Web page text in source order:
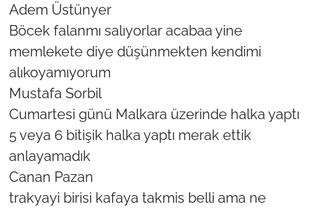
Adem Üstünyer
Böcek falanmı salıyorlar acabaa yine
memlekete diye düşünmekten kendimi
alıkoyamıyorum
Mustafa Sorbil
Cumartesi günü Malkara üzerinde halka yaptı
5 veya 6 bitişik halka yaptı merak ettik
anlayamadık
Canan Pazan
trakyayi birisi kafaya takmis belli ama ne